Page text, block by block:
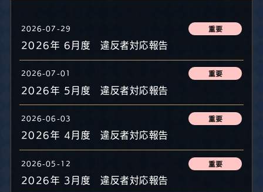
2026-07-29
2026年 6月度 違反者対応報告
2026-07-01
2026年 5月度 違反者対応報告
2026-06-03
2026年 4月度 違反者対応報告
2026-05-12
2026年 3月度 違反者対応報告